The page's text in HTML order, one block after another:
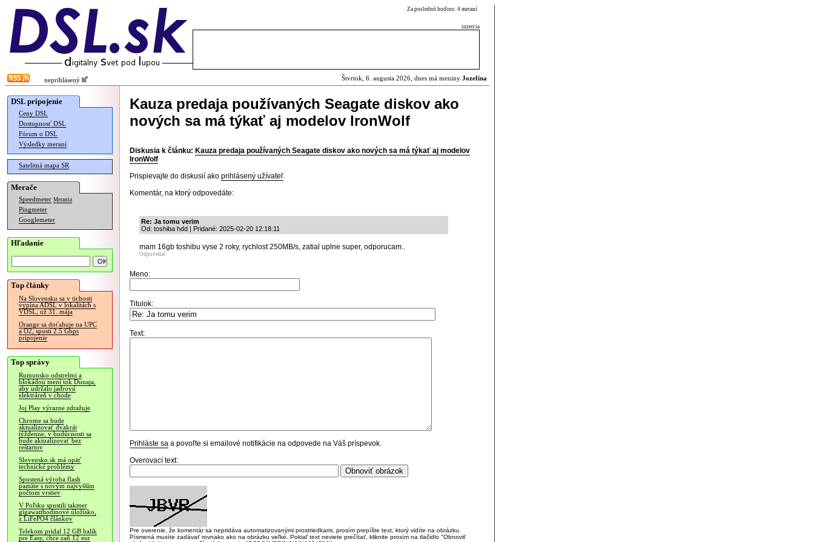
Za poslednú hodinu: 4 meraní
inzercia
neprihlásený Štvrtok, 6. augusta 2026, dnes má meniny Jozefína
DSL pripojenie
Ceny DSL
Dostupnosť DSL
Fórum o DSL
Výsledky meraní
Satelitná mapa SR
Merače
Speedmeter Merania
Pingmeter
Googlemeter
Hľadanie
Top články
Na Slovensku sa v tichosti
vypína ADSL v lokalitách s
VDSL, už 31. mája
Orange sa doťahuje na UPC
a O2, spustí 2.5 Gbps
pripojenie
Top správy
Rumunsko odstrelmi a
blokádou mení tok Dunaja,
aby udržalo jadrovú
elektráreň v chode
Joj Play výrazne zdražuje
Chrome sa bude
aktualizovať dvakrát
týždenne, v budúcnosti sa
bude aktualizovať bez
reštartov
Slovensko.sk má opäť
technické problémy
Spustená výroba flash
pamäte s novým najvyšším
počtom vrstiev
V Poľsku spustili takmer
gigawatthodinové úložisko,
z LiFePO4 článkov
Telekom pridal 12 GB balík
pre Easy, chce zaň 12 eur
Kauza predaja používaných Seagate diskov ako
nových sa má týkať aj modelov IronWolf
Diskusia k článku: Kauza predaja používaných Seagate diskov ako nových sa má týkať aj modelov
IronWolf
Prispievajte do diskusií ako prihlásený užívateľ.
Komentár, na ktorý odpovedáte:
Re: Ja tomu verim
Od: toshiba hdd | Pridané: 2025-02-20 12:18:11
mam 16gb toshibu vyse 2 roky, rychlost 250MB/s, zatial uplne super, odporucam..
Odpovedať
Meno:
Titulok:
Text:
Prihláste sa a povoľte si emailové notifikácie na odpovede na Váš príspevok.
Overovací text:
Pre overenie, že komentár sa nepridáva automatizovanými prostriedkami, prosím prepíšte text, ktorý vidíte na obrázku.
Písmená musíte zadávať rovnako ako na obrázku veľké. Pokiaľ text neviete prečítať, kliknite prosím na tlačidlo "Obnoviť